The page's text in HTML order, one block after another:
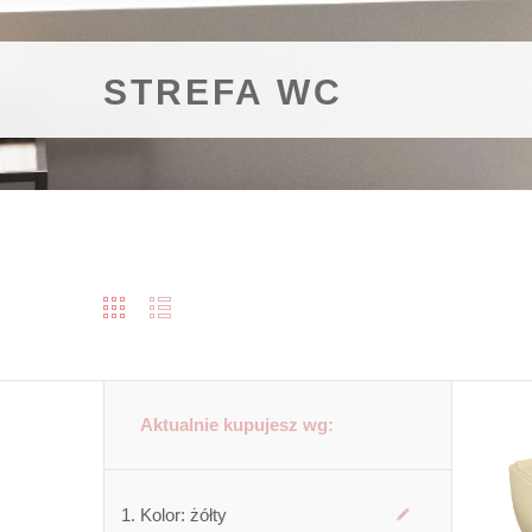
STREFA WC
Aktualnie kupujesz wg:
Kolor: żółty